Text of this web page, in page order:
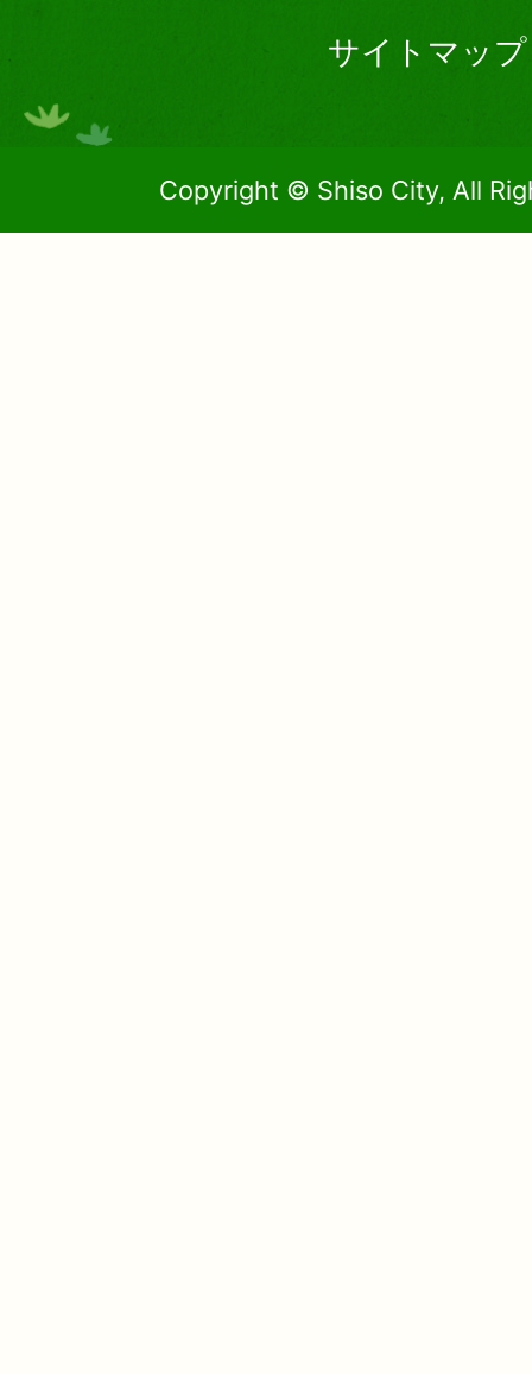
サイトマップ
Copyright © Shiso City, All